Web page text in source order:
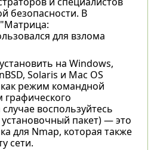
безопасности. В
для взлома
на Windows,
Solaris и Mac OS
режим командной
графического
воспользуйтесь
пакет) — это
для Nmap, которая также
сети.